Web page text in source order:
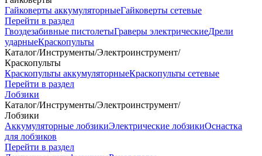
Гайковерты аккумуляторныеГайковерты сетевые
Перейти в раздел
Гвоздезабивные пистолетыГраверы электрическиеДрели
ударныеКраскопульты
Каталог/Инструменты/Электроинструмент/
Краскопульты
Краскопульты аккумуляторныеКраскопульты сетевые
Перейти в раздел
Лобзики
Каталог/Инструменты/Электроинструмент/
Лобзики
Аккумуляторные лобзикиЭлектрические лобзикиОснастка
для лобзиков
Перейти в раздел